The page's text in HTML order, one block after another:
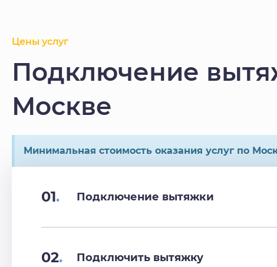
Цены услуг
Подключение
Москве
Минимальная стоимость оказания услуг по
01. Подключение вытяжки
02. Подключить вытяжку